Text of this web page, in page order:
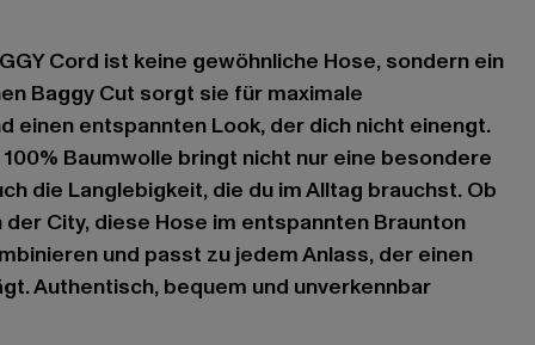
Cord ist keine gewöhnliche Hose, sondern ein
Baggy Cut sorgt sie für maximale
einen entspannten Look, der dich nicht einengt.
Baumwolle bringt nicht nur eine besondere
die Langlebigkeit, die du im Alltag brauchst. Ob
City, diese Hose im entspannten Braunton
und passt zu jedem Anlass, der einen
Authentisch, bequem und unverkennbar